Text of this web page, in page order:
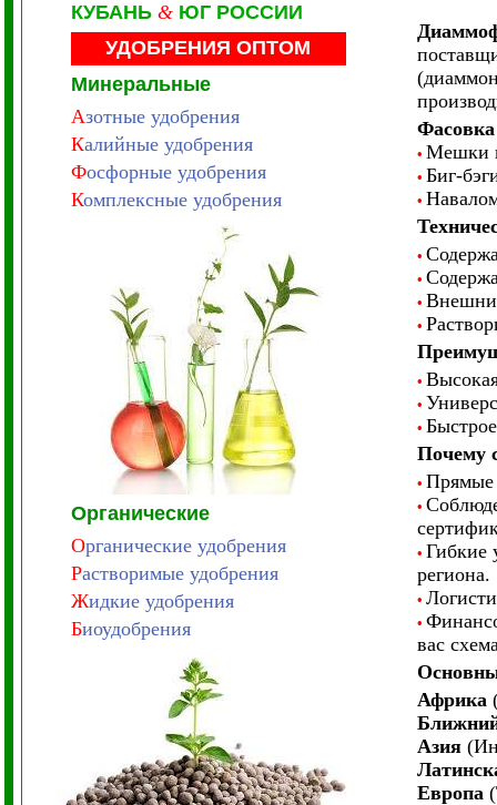
КУБАНЬ & ЮГ РОССИИ
УДОБРЕНИЯ ОПТОМ
Минеральные
Азотные удобрения
Калийные удобрения
Фосфорные удобрения
Комплексные удобрения
Органические
Органические удобрения
Растворимые удобрения
Жидкие удобрения
Биоудобрения
• Мешки
• Биг-
•
•
•
•
•
•
•
•
Почему
• Прямые
•
• Гибкие
региона.
•
•
вас
Африка
Азия
Европа